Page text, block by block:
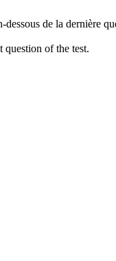
de la dernière
question of the test.